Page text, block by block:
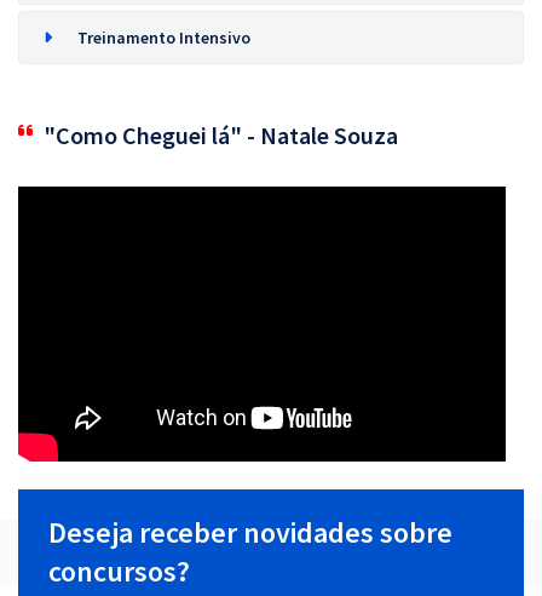
Treinamento Intensivo
"Como Cheguei lá" - Natale Souza
Deseja receber novidades sobre
concursos?